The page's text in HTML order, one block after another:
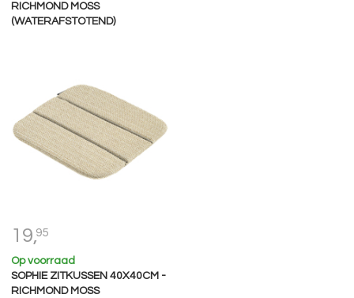
RICHMOND MOSS
(WATERAFSTOTEND)
19,95
Op voorraad
SOPHIE ZITKUSSEN 40X40CM -
RICHMOND MOSS